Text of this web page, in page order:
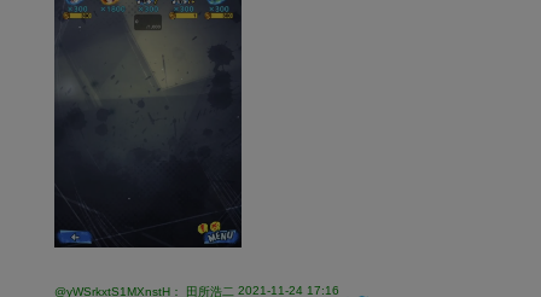
@yWSrkxtS1MXnstH： 田所浩二 2021-11-24 17:16